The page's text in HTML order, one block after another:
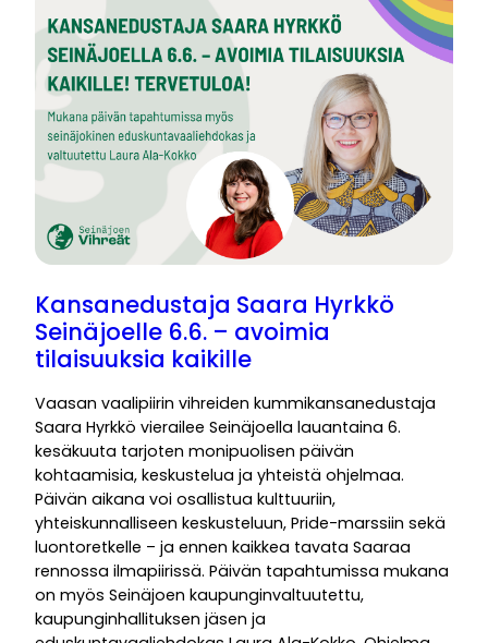
Kansanedustaja Saara Hyrkkö
Seinäjoelle 6.6. – avoimia
tilaisuuksia kaikille
Vaasan vaalipiirin vihreiden kummikansanedustaja
Saara Hyrkkö vierailee Seinäjoella lauantaina 6.
kesäkuuta tarjoten monipuolisen päivän
kohtaamisia, keskustelua ja yhteistä ohjelmaa.
Päivän aikana voi osallistua kulttuuriin,
yhteiskunnalliseen keskusteluun, Pride-marssiin sekä
luontoretkelle – ja ennen kaikkea tavata Saaraa
rennossa ilmapiirissä. Päivän tapahtumissa mukana
on myös Seinäjoen kaupunginvaltuutettu,
kaupunginhallituksen jäsen ja